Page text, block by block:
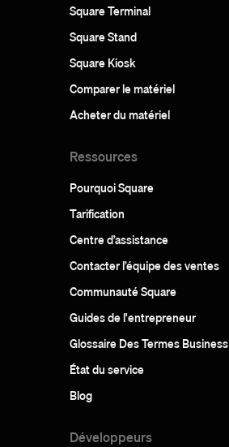
Square Terminal
Square Stand
Square Kiosk
Comparer le matériel
Acheter du matériel
Ressources
Pourquoi Square
Tarification
Centre d’assistance
Contacter l’équipe des ventes
Communauté Square
Guides de l'entrepreneur
Glossaire Des Termes Business
État du service
Blog
Développeurs